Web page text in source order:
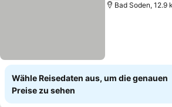
Bad Soden, 12.9
Wähle Reisedaten aus, um die genauen
Preise zu sehen